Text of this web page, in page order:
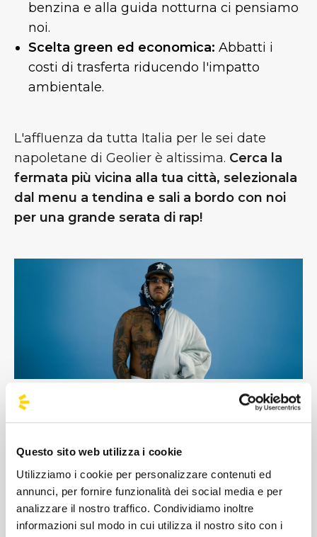
Questo sito web utilizza i cookie
Utilizziamo i cookie per personalizzare contenuti ed
annunci, per fornire funzionalità dei social media e per
analizzare il nostro traffico. Condividiamo inoltre
informazioni sul modo in cui utilizza il nostro sito con i
benzina e alla guida notturna ci pensiamo
noi.
Scelta green ed economica: Abbatti i
costi di trasferta riducendo l'impatto
ambientale.
L'affluenza da tutta Italia per le sei date
napoletane di Geolier è altissima. Cerca la
fermata più vicina alla tua città, selezionala
dal menu a tendina e sali a bordo con noi
per una grande serata di rap!
#BusForFun #Geolier #NapoliECasaTua
#Maradona2027 #ConcertiInBus
#GeolierLive